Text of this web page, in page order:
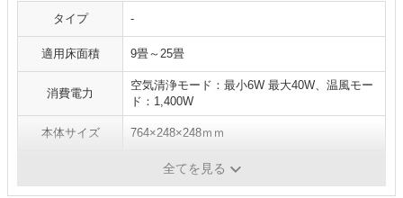
タイプ -
適用床面積 9畳～25畳
消費電力
空気清浄モード：最小6W 最大40W、温風モー
ド：1,400W
本体サイズ 764×248×248ｍｍ
5.75kg全てを見る